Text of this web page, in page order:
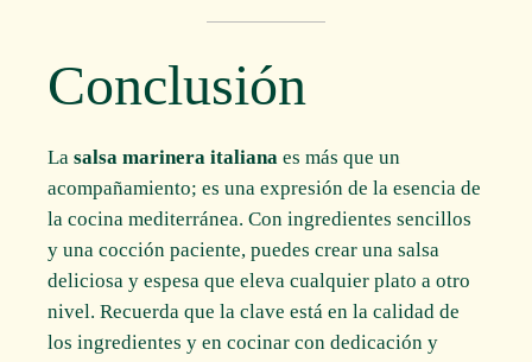
Conclusión
Lasalsa marinera italiana es más que un
acompañamiento; es una expresión de la esencia de
la cocina mediterránea. Con ingredientes sencillos
y una cocción paciente, puedes crear una salsa
deliciosa y espesa que eleva cualquier plato a otro
nivel. Recuerda que la clave está en la calidad de
los ingredientes y en cocinar con dedicación y